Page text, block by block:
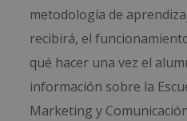
metodología de
recibirá, el
qué hacer una vez el
información sobre la
Marketing y